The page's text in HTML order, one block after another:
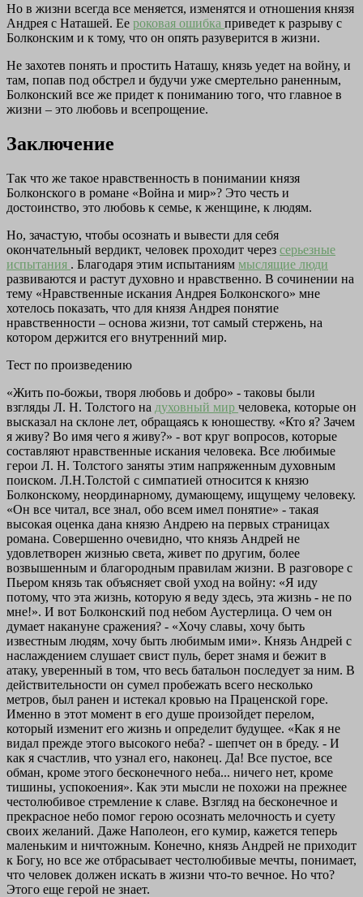
Но в жизни всегда все меняется, изменятся и отношения князя
Андрея с Наташей. Ее роковая ошибка приведет к разрыву с
Болконским и к тому, что он опять разуверится в жизни.
Не захотев понять и простить Наташу, князь уедет на войну, и
там, попав под обстрел и будучи уже смертельно раненным,
Болконский все же придет к пониманию того, что главное в
жизни – это любовь и всепрощение.
Заключение
Так что же такое нравственность в понимании князя
Болконского в романе «Война и мир»? Это честь и
достоинство, это любовь к семье, к женщине, к людям.
Но, зачастую, чтобы осознать и вывести для себя
окончательный вердикт, человек проходит через серьезные
испытания . Благодаря этим испытаниям мыслящие люди
развиваются и растут духовно и нравственно. В сочинении на
тему «Нравственные искания Андрея Болконского» мне
хотелось показать, что для князя Андрея понятие
нравственности – основа жизни, тот самый стержень, на
котором держится его внутренний мир.
Тест по произведению
«Жить по-божьи, творя любовь и добро» - таковы были
взгляды Л. Н. Толстого на духовный мир человека, которые он
высказал на склоне лет, обращаясь к юношеству. «Кто я? Зачем
я живу? Во имя чего я живу?» - вот круг вопросов, которые
составляют нравственные искания человека. Все любимые
герои Л. Н. Толстого заняты этим напряженным духовным
поиском. Л.Н.Толстой с симпатией относится к князю
Болконскому, неординарному, думающему, ищущему человеку.
«Он все читал, все знал, обо всем имел понятие» - такая
высокая оценка дана князю Андрею на первых страницах
романа. Совершенно очевидно, что князь Андрей не
удовлетворен жизнью света, живет по другим, более
возвышенным и благородным правилам жизни. В разговоре с
Пьером князь так объясняет свой уход на войну: «Я иду
потому, что эта жизнь, которую я веду здесь, эта жизнь - не по
мне!». И вот Болконский под небом Аустерлица. О чем он
думает накануне сражения? - «Хочу славы, хочу быть
известным людям, хочу быть любимым ими». Князь Андрей с
наслаждением слушает свист пуль, берет знамя и бежит в
атаку, уверенный в том, что весь батальон последует за ним. В
действительности он сумел пробежать всего несколько
метров, был ранен и истекал кровью на Праценской горе.
Именно в этот момент в его душе произойдет перелом,
который изменит его жизнь и определит будущее. «Как я не
видал прежде этого высокого неба? - шепчет он в бреду. - И
как я счастлив, что узнал его, наконец. Да! Все пустое, все
обман, кроме этого бесконечного неба... ничего нет, кроме
тишины, успокоения». Как эти мысли не похожи на прежнее
честолюбивое стремление к славе. Взгляд на бесконечное и
прекрасное небо помог герою осознать мелочность и суету
своих желаний. Даже Наполеон, его кумир, кажется теперь
маленьким и ничтожным. Конечно, князь Андрей не приходит
к Богу, но все же отбрасывает честолюбивые мечты, понимает,
что человек должен искать в жизни что-то вечное. Но что?
Этого еще герой не знает.